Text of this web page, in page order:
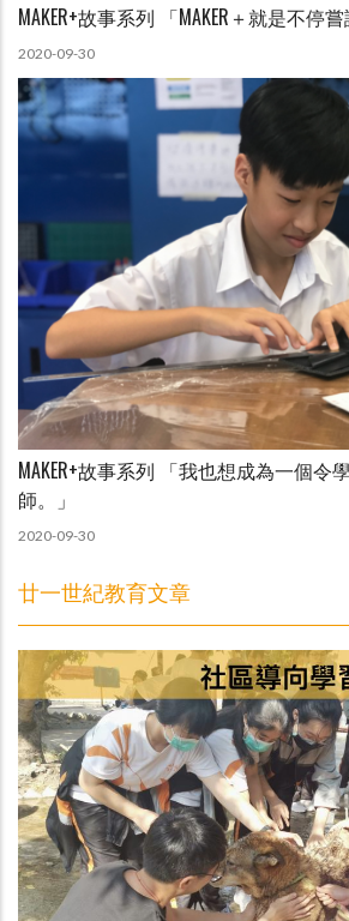
MAKER+故事系列 「MAKER＋就是不停
2020-09-30
MAKER+故事系列 「我也想成為一個令
師。」
2020-09-30
廿一世紀教育文章